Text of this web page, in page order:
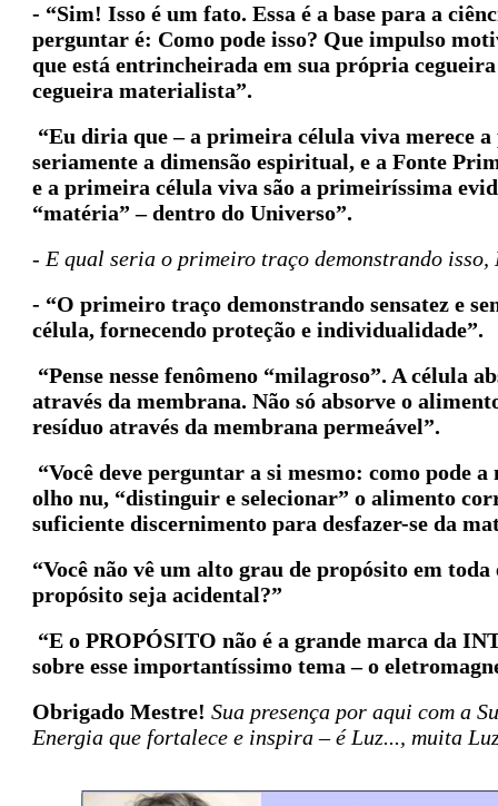
- “Sim! Isso é um fato. Essa é a base para a
perguntar é: Como pode isso? Que impulso
que está entrincheirada em sua própria
cegueira materialista”.
“Eu diria que – a primeira célula viva merece
seriamente a dimensão espiritual, e a Fonte
e a primeira célula viva são a primeiríssima
“matéria” – dentro do Universo”.
- E qual seria o primeiro traço demonstrando isso,
- “O primeiro traço demonstrando sensatez e
célula, fornecendo proteção e individualidade”.
“Pense nesse fenômeno “milagroso”. A célula
através da membrana. Não só absorve o
resíduo através da membrana permeável”.
“Você deve perguntar a si mesmo: como pode
olho nu, “distinguir e selecionar” o alimento
suficiente discernimento para desfazer-se da
“Você não vê um alto grau de propósito em
propósito seja acidental?”
“E o PROPÓSITO não é a grande marca da
sobre esse importantíssimo tema – o
Obrigado Mestre! Sua presença por aqui com a
Energia que fortalece e inspira – é Luz..., muita